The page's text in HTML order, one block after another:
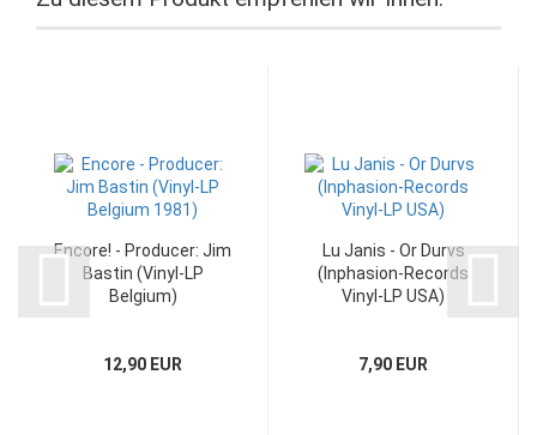
Encore! - Producer: Jim
Bastin (Vinyl-LP
Belgium)
12,90 EUR
Lu Janis - Or Durvs
(Inphasion-Records
Vinyl-LP USA)
7,90 EUR